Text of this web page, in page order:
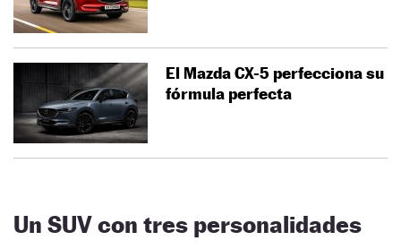
El Mazda CX-5 perfecciona su
fórmula perfecta
Un SUV con tres personalidades